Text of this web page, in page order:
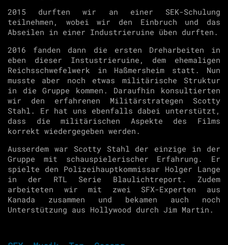
2015 durften wir an einer SEK-Schulung
teilnehmen, wobei wir den Einbruch und das
Abseilen in einer Industrieruine üben durften.
2016 fanden dann die ersten Dreharbeiten in
eben dieser Instustrieruine, dem ehemaligen
Reichsschwefelwerk in Haßmersheim statt. Nun
musste aber noch etwas militärische Struktur
in die Gruppe kommen. Daraufhin konsultierten
wir den erfahrenen Militärstrategen Scotty
Stahl. Er hat uns ebenfalls dabei unterstützt,
dass die militärischen Aspekte des Films
korrekt wiedergegeben werden.
Ausserdem war Scotty Stahl der einzige in der
Gruppe mit schauspielerischer Erfahrung. Er
spielte den Polizeihauptkommissar Holger Lange
in der RTL Serie Blaulichtreport. Zudem
arbeiteten wir mit zwei SFX-Experten aus
Kanada zusammen und bekamen auch noch
Unterstützung aus Hollywood durch Jim Martin.